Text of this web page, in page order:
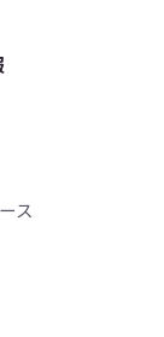
ス